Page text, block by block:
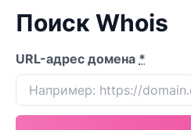
Поиск Whois
URL-адрес домена *